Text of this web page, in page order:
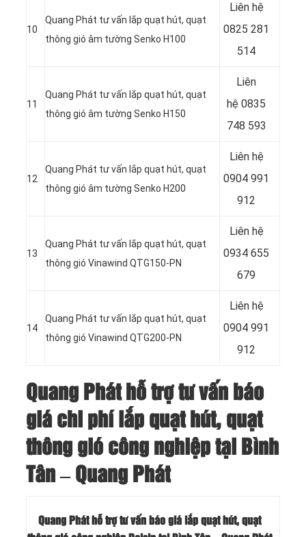
10
Quang Phát tư vấn lắp quạt hút, quạt
thông gió âm tường Senko H100
Liên hệ
0825 281
514
11
Quang Phát tư vấn lắp quạt hút, quạt
thông gió âm tường Senko H150
Liên
hệ 0835
748 593
12
Quang Phát tư vấn lắp quạt hút, quạt
thông gió âm tường Senko H200
Liên hệ
0904 991
912
13
Quang Phát tư vấn lắp quạt hút, quạt
thông gió Vinawind QTG150-PN
Liên hệ
0934 655
679
14
Quang Phát tư vấn lắp quạt hút, quạt
thông gió Vinawind QTG200-PN
Liên hệ
0904 991
912
Quang Phát hỗ trợ tư vấn báo
giá chi phí lắp quạt hút, quạt
thông gió công nghiệp tại Bình
Tân – Quang Phát
Quang Phát hỗ trợ tư vấn báo giá lắp quạt hút, quạt